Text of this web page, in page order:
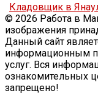
Кладовщик в
© 2026 Работа в
изображения
Данный сайт
информационным
услуг. Вся
ознакомительных
запрещено!